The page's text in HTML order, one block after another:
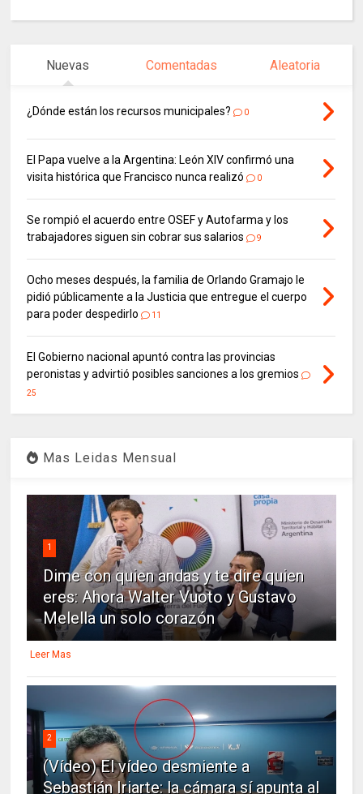
Nuevas Comentadas Aleatoria
¿Dónde están los recursos municipales? 0
El Papa vuelve a la Argentina: León XIV confirmó una
visita histórica que Francisco nunca realizó
0
Se rompió el acuerdo entre OSEF y Autofarma y los
trabajadores siguen sin cobrar sus salarios
9
Ocho meses después, la familia de Orlando Gramajo le
pidió públicamente a la Justicia que entregue el cuerpo
para poder despedirlo
11
El Gobierno nacional apuntó contra las provincias
peronistas y advirtió posibles sanciones a los gremios
25
Mas Leidas Mensual
1
Dime con quien andas y te dire quien
eres: Ahora Walter Vuoto y Gustavo
Melella un solo corazón
Leer Mas
2
(Vídeo) El vídeo desmiente a
Sebastián Iriarte: la cámara sí apunta al